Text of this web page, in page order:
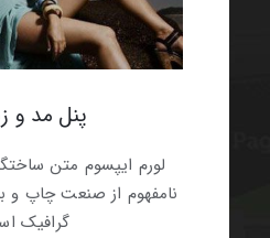
پنل مد و
لورم ایپسوم متن
نامفهوم از صنعت چاپ و
گرافیک